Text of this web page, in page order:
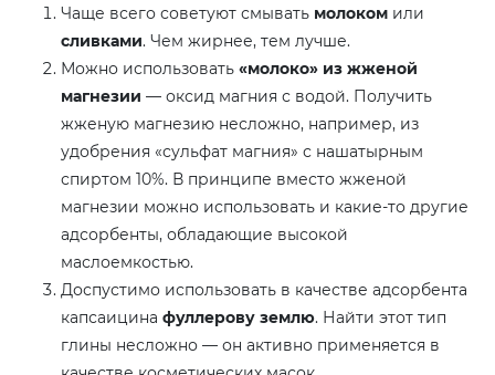
Чаще всего советуют смывать молоком или
сливками. Чем жирнее, тем лучше.
Можно использовать «молоко» из жженой
магнезии — оксид магния с водой. Получить
жженую магнезию несложно, например, из
удобрения «сульфат магния» с нашатырным
спиртом 10%. В принципе вместо жженой
магнезии можно использовать и какие-то другие
адсорбенты, обладающие высокой
маслоемкостью.
Доспустимо использовать в качестве адсорбента
капсаицина фуллерову землю. Найти этот тип
глины несложно — он активно применяется в